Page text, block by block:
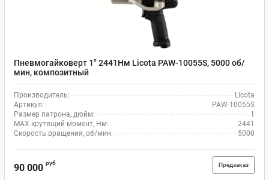
Пневмогайковерт 1" 2441Нм Licota PAW-10055S, 5000 об/
мин, композитный
Производитель:
Licota
Артикул:
PAW-10055S
Размер патрона, дюйм:
1
MAX крутящий момент, Нм:
2441
Скорость вращения, об/мин:
5000
90 000 руб Предзаказ